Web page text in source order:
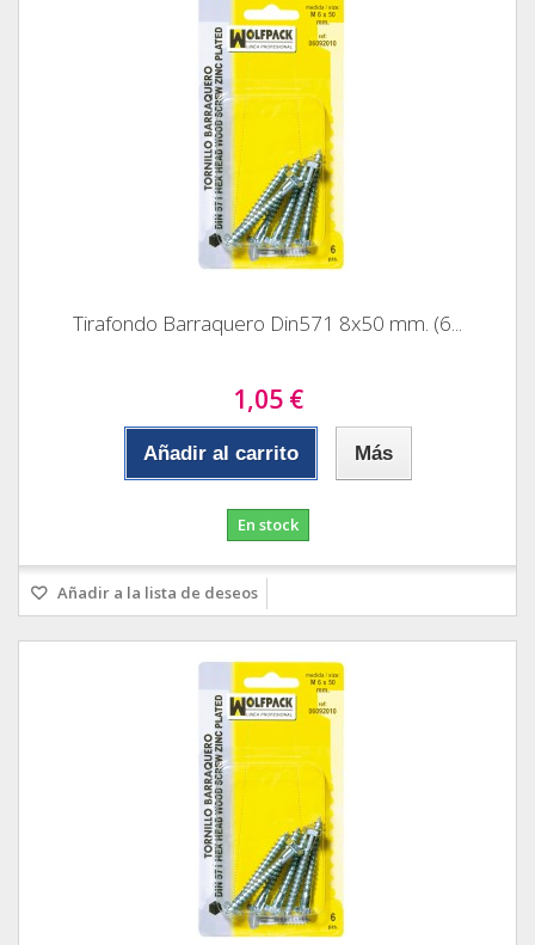
Tirafondo Barraquero Din571 8x50 mm. (6...
1,05 €
Añadir al carrito Más
En stock
Añadir a la lista de deseos